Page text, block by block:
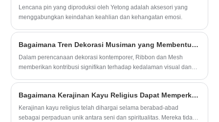
Lencana pin yang diproduksi oleh Yetong adalah aksesori yang
menggabungkan keindahan keahlian dan kehangatan emosi.
Bagaimana Tren Dekorasi Musiman yang Membentuk Pita dan Jala?
Dalam perencanaan dekorasi kontemporer, Ribbon dan Mesh
memberikan kontribusi signifikan terhadap kedalaman visual dan
beradaptasinya memungkinkan pencipta untuk menggabungkan
tekstur mengalir lembut dengan bentuk terstruktur, memungkinkan
hasil desain yang lebih dinamis dan ekspresif. Meningkatnya
Bagaimana Kerajinan Kayu Religius Dapat Memperkaya Ruang Spiritual dan Rumah?
Kerajinan kayu religius telah dihargai selama berabad-abad
sebagai perpaduan unik antara seni dan spiritualitas. Mereka tidak